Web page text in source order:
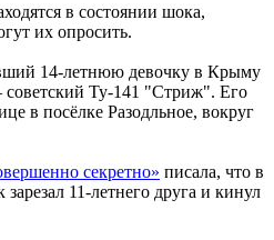
в состоянии шока,
их опросить.
14-летнюю девочку в Крыму
Ту-141 "Стриж". Его
в посёлке Разодльное, вокруг
секретно» писала, что в
11-летнего друга и кинул